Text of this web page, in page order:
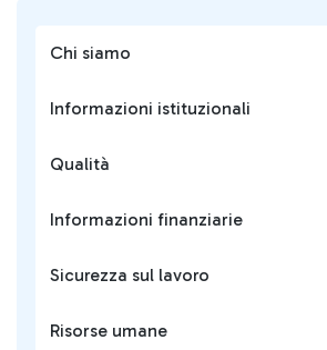
Chi siamo
Informazioni istituzionali
Qualità
Informazioni finanziarie
Sicurezza sul lavoro
Risorse umane